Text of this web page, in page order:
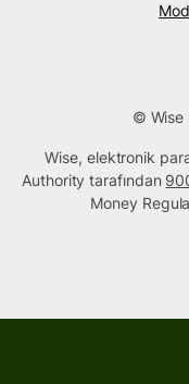
© Wise
Wise, elektronik
Authority tarafından
Money